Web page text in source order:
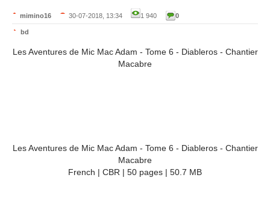
mimino16 30-07-2018, 13:34 1 940 0
bd
Les Aventures de Mic Mac Adam - Tome 6 - Diableros - Chantier
Macabre
Les Aventures de Mic Mac Adam - Tome 6 - Diableros - Chantier
Macabre
French | CBR | 50 pages | 50.7 MB